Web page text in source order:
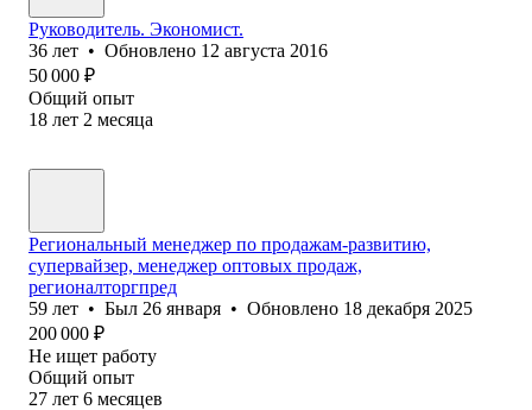
Руководитель. Экономист.
36 лет • Обновлено 12 августа 2016
50 000 ₽
Общий опыт
18 лет 2 месяца
Региональный менеджер по продажам-развитию,
супервайзер, менеджер оптовых продаж,
регионалторгпред
59 лет • Был 26 января • Обновлено 18 декабря 2025
200 000 ₽
Не ищет работу
Общий опыт
27 лет 6 месяцев